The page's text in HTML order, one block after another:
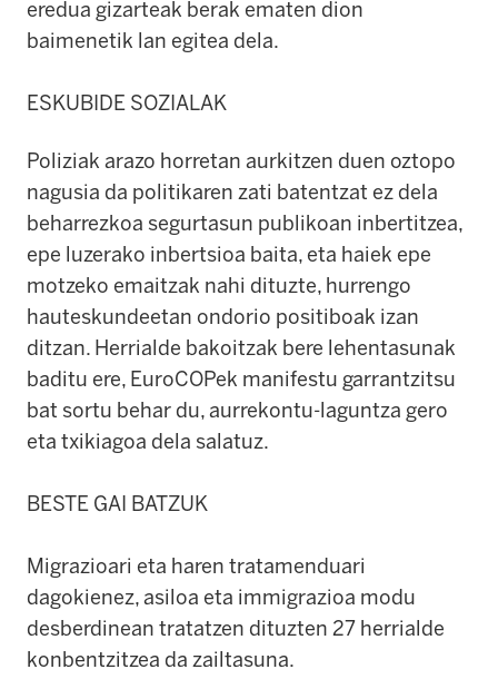
eredua gizarteak berak ematen dion
baimenetik lan egitea dela.
ESKUBIDE SOZIALAK
Poliziak arazo horretan aurkitzen duen oztopo
nagusia da politikaren zati batentzat ez dela
beharrezkoa segurtasun publikoan inbertitzea,
epe luzerako inbertsioa baita, eta haiek epe
motzeko emaitzak nahi dituzte, hurrengo
hauteskundeetan ondorio positiboak izan
ditzan. Herrialde bakoitzak bere lehentasunak
baditu ere, EuroCOPek manifestu garrantzitsu
bat sortu behar du, aurrekontu-laguntza gero
eta txikiagoa dela salatuz.
BESTE GAI BATZUK
Migrazioari eta haren tratamenduari
dagokienez, asiloa eta immigrazioa modu
desberdinean tratatzen dituzten 27 herrialde
konbentzitzea da zailtasuna.